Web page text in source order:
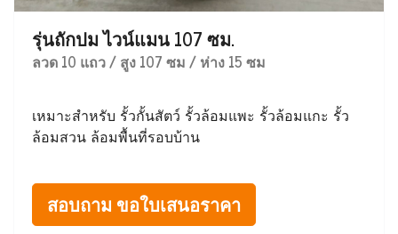
รุ่นถักปม ไวน์แมน 107 ซม.
ลวด 10 แถว / สูง 107 ซม / ห่าง 15 ซม
เหมาะสำหรับ รั้วกั้นสัตว์ รั้วล้อมแพะ รั้วล้อมแกะ รั้ว
ล้อมสวน ล้อมพื้นที่รอบบ้าน
สอบถาม ขอใบเสนอราคา